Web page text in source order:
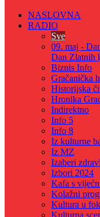
NASLOVNA
RADIO
Sve
09. maj -
Dan Zlatnih
Biznis Info
Gračanička
Historijska
Hronika
Indirektno
Info 5
Info 8
Iz kulturne
Iz MZ
Izaberi
Izbori 2024
Kafa s
Kolažni
Kultura u
Kulturna